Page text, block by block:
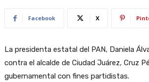
Facebook X
La presidenta estatal del PAN, Daniela
contra el alcalde de Ciudad Juárez, Cruz
gubernamental con fines partidistas.